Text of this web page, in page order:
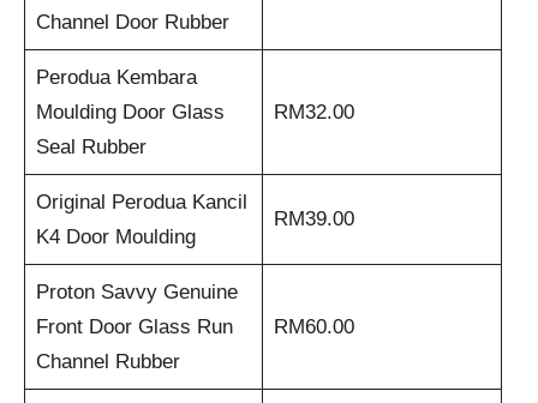
Channel Door Rubber
Perodua Kembara
Moulding Door Glass
Seal Rubber
RM32.00
Original Perodua Kancil
K4 Door Moulding
RM39.00
Proton Savvy Genuine
Front Door Glass Run
Channel Rubber
RM60.00